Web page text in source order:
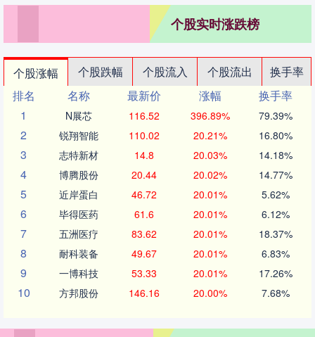
个股实时涨跌榜
个股涨幅 个股跌幅 个股流入 个股流出
换手率
排名
名称 最新价 涨幅
换手率
1
N展芯 116.52 396.89% 79.39%
2 锐翔智能 110.02 20.21% 16.80%
3 志特新材 14.8 20.03% 14.18%
4 博腾股份 20.44 20.02% 14.77%
5 近岸蛋白 46.72 20.01% 5.62%
6 毕得医药 61.6 20.01% 6.12%
7 五洲医疗 83.62 20.01% 18.37%
8 耐科装备 49.67 20.01% 6.83%
9 一博科技 53.33 20.01% 17.26%
10 方邦股份 146.16 20.00% 7.68%